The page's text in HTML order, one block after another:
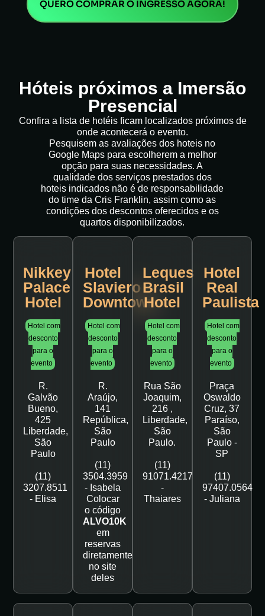
QUERO COMPRAR O INGRESSO AGORA!
Hóteis próximos a Imersão
Presencial
Confira a lista de hotéis ficam localizados próximos de
onde acontecerá o evento.
Pesquisem as avaliações dos hoteis no
Google Maps para escolherem a melhor
opção para suas necessidades. A
qualidade dos serviços prestados dos
hoteis indicados não é de responsabilidade
do time da Cris Franklin, assim como as
condições dos descontos oferecidos e os
quartos disponibilizados.
Nikkey
Palace
Hotel
Hotel com
desconto
para o
evento
R.
Galvão
Bueno,
425
Liberdade,
São
Paulo
(11)
3207.8511
- Elisa
Hotel
Slaviero
Downtown
Hotel com
desconto
para o
evento
R.
Araújo,
141
República,
São
Paulo
(11)
3504.3959
- Isabela
Colocar
o código
ALVO10K
em
reservas
diretamente
no site
deles
Leques
Brasil
Hotel
Hotel com
desconto
para o
evento
Rua São
Joaquim,
216 ,
Liberdade,
São
Paulo.
(11)
91071.4217
-
Thaiares
Hotel
Real
Paulista
Hotel com
desconto
para o
evento
Praça
Oswaldo
Cruz, 37
Paraíso,
São
Paulo -
SP
(11)
97407.0564
- Juliana